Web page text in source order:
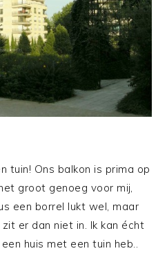
tuin! Ons balkon is prima op
groot genoeg voor mij,
een borrel lukt wel, maar
er dan niet in. Ik kan écht
huis met een tuin heb..